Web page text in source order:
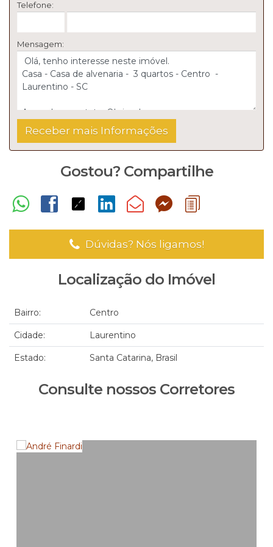
Telefone:
Mensagem:
Gostou? Compartilhe
Dúvidas? Nós ligamos!
Localização do Imóvel
Bairro: Centro
Cidade: Laurentino
Estado: Santa Catarina, Brasil
Consulte nossos Corretores